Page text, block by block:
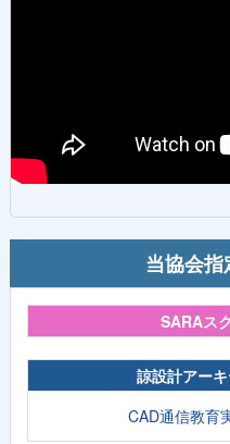
当協会
SARAス
諒設計アー
CAD通信教育